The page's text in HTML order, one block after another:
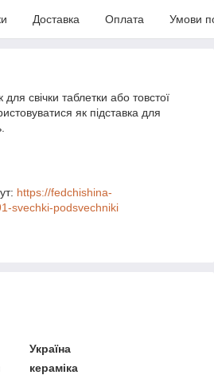
Доставка Оплата Умови
для свічки таблетки або товстої
як підставка для
https://fedchishina-
svechki-podsvechniki
Україна
кераміка